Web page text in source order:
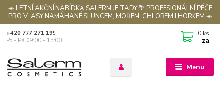
☀️ LETNÍ AKČNÍ NABÍDKA SALERM JE TADY 🌴 PROFESIONÁLNÍ PÉČE
PRO VLASY NAMÁHANÉ SLUNCEM, MOŘEM, CHLOREM I HORKEM ☀️
Menu
+420 777 271 199
Po - Pá 09:00 - 15:00
0 ks
za